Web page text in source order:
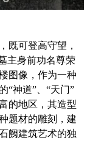
既可登高守望，
主身前功名尊荣
图像，作为一种
“神道”、“天门”
的地区，其造型
题材的雕刻，建
阙建筑艺术的独